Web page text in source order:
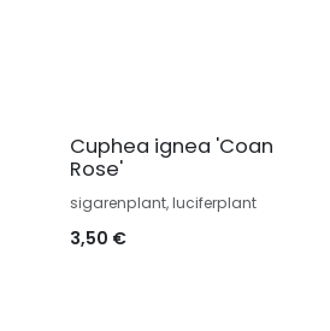
Cuphea ignea 'Coan
Rose'
sigarenplant, luciferplant
3,50 €